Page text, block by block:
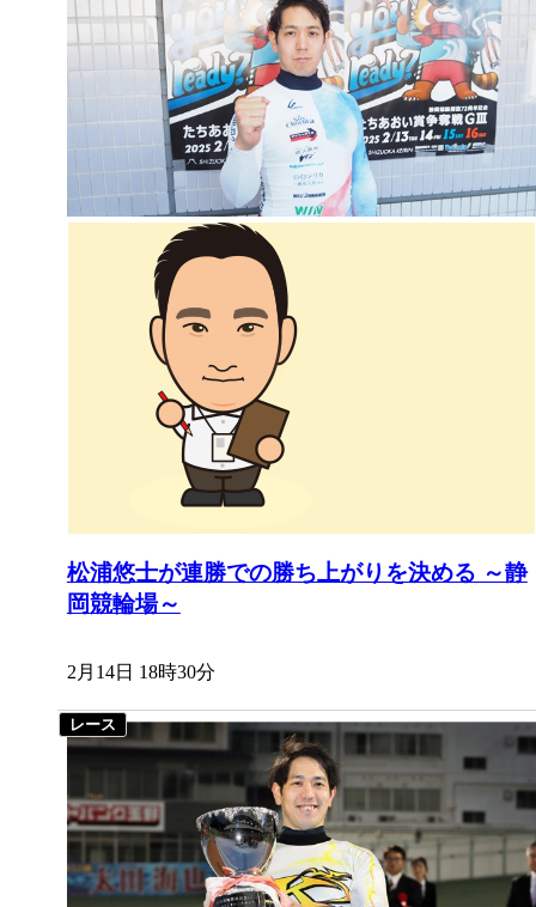
松浦悠士が連勝での勝ち上がりを決める ～静
岡競輪場～
2月14日 18時30分